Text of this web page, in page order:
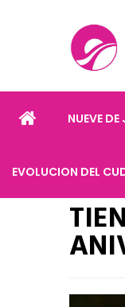
NUEVE DE
EVOLUCION DEL